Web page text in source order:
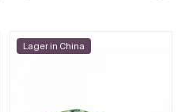
Lager in China